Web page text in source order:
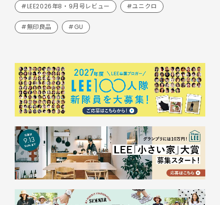
#LEE2026年8・9月号レビュー #ユニクロ
#無印良品 #GU